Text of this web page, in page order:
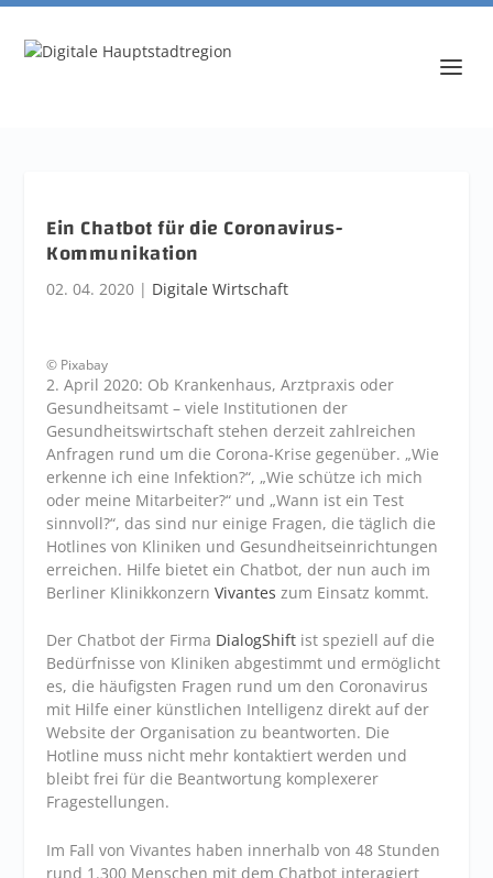
Ein Chatbot für die Coronavirus-
Kommunikation
02. 04. 2020 | Digitale Wirtschaft
© Pixabay
2. April 2020: Ob Krankenhaus, Arztpraxis oder
Gesundheitsamt – viele Institutionen der
Gesundheitswirtschaft stehen derzeit zahlreichen
Anfragen rund um die Corona-Krise gegenüber. „Wie
erkenne ich eine Infektion?“, „Wie schütze ich mich
oder meine Mitarbeiter?“ und „Wann ist ein Test
sinnvoll?“, das sind nur einige Fragen, die täglich die
Hotlines von Kliniken und Gesundheitseinrichtungen
erreichen. Hilfe bietet ein Chatbot, der nun auch im
Berliner KlinikkonzernVivantes zum Einsatz kommt.
Der Chatbot der Firma DialogShift ist speziell auf die
Bedürfnisse von Kliniken abgestimmt und ermöglicht
es, die häufigsten Fragen rund um den Coronavirus
mit Hilfe einer künstlichen Intelligenz direkt auf der
Website der Organisation zu beantworten. Die
Hotline muss nicht mehr kontaktiert werden und
bleibt frei für die Beantwortung komplexerer
Fragestellungen.
Im Fall von Vivantes haben innerhalb von 48 Stunden
rund 1.300 Menschen mit dem Chatbot interagiert